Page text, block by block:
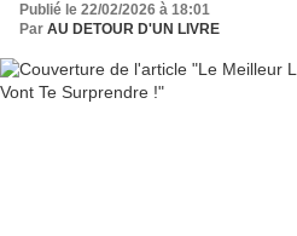
Publié le 22/02/2026 à 18:01
Par AU DETOUR D'UN LIVRE